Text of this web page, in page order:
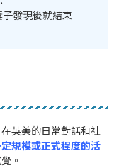
子發現後就結束
英美的日常對話和社
規模或正式程度的活
。